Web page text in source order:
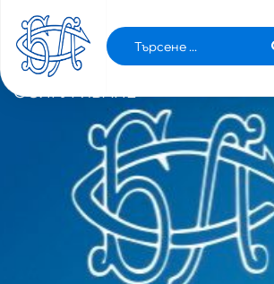
ТРАНСФЕРЪТ НА ПАРИ КЪМ МЗ
ПРОТИВОРЕЧИ НА ЗАКОНА ЗА
ОСИГУРЯВАНЕ